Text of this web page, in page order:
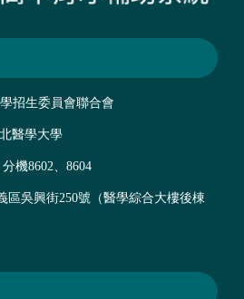
招生委員會聯合會
醫學大學
機8602、8604
區吳興街250號（醫學綜合大樓後棟